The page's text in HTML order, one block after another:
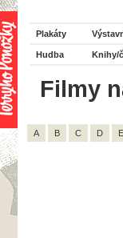
Plakáty
Hudba Knihy/
Filmy
A B C D E